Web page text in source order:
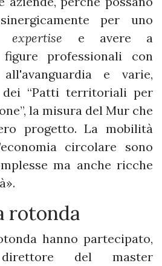
per uno
expertise e avere a
figure professionali con
all'avanguardia e varie,
“Patti territoriali per
la misura del Mur che
progetto. La mobilità
circolare sono
ma anche ricche
rotonda
hanno partecipato,
del master